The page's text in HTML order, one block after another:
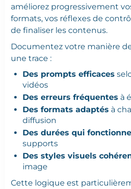
améliorez progressivement
formats, vos réflexes de
de finaliser les contenus.
Documentez votre manière
une trace :
Des prompts efficaces
vidéos
Des erreurs fréquentes à
Des formats adaptés à
diffusion
Des durées qui
supports
Des styles visuels
image
Cette logique est